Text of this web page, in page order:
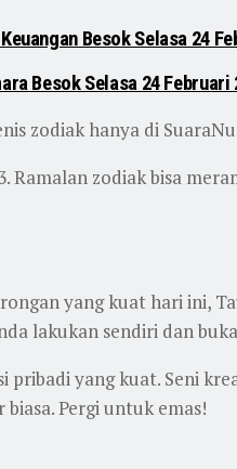
Besok Selasa 24
Besok Selasa 24 Februari
zodiak hanya di
Ramalan zodiak bisa
yang kuat hari ini,
lakukan sendiri dan
yang kuat. Seni
Pergi untuk emas!